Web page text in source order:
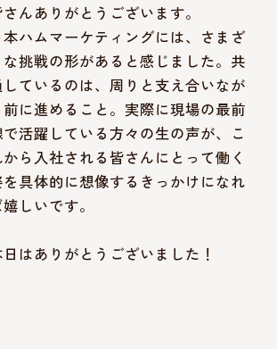
んありがとうございます。
本ハムマーケティングには、さまざ
な挑戦の形があると感じました。共
ているのは、周りと支え合いなが
前に進めること。実際に現場の最前
で活躍している方々の生の声が、こ
から入社される皆さんにとって働く
を具体的に想像するきっかけになれ
しいです。
はありがとうございました！